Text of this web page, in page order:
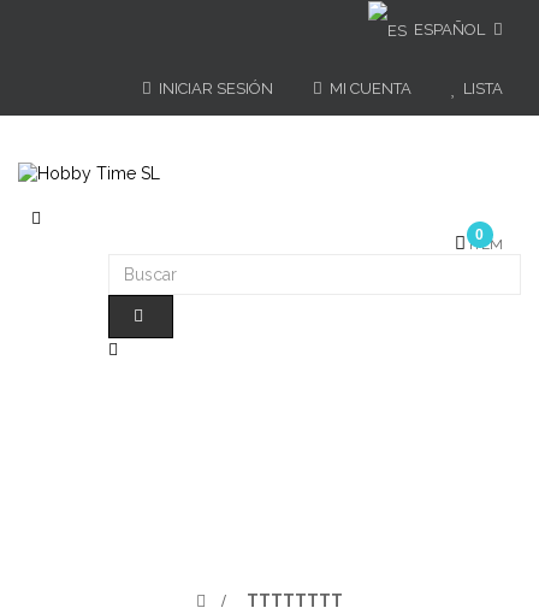
ESPAÑOL
INICIAR SESIÓN MI CUENTA LISTA
Navegación
0
ÍTEM
> TTTTTTTT